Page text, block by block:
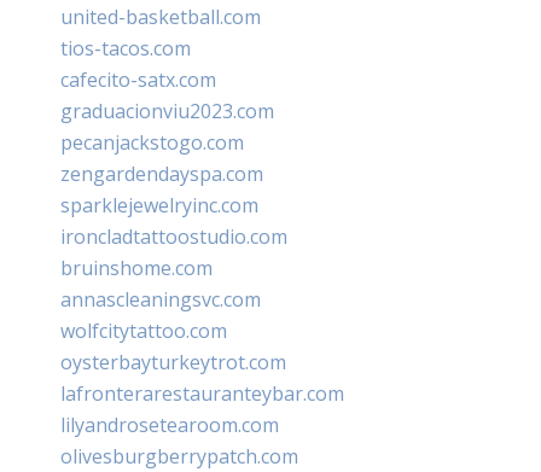
united-basketball.com
tios-tacos.com
cafecito-satx.com
graduacionviu2023.com
pecanjackstogo.com
zengardendayspa.com
sparklejewelryinc.com
ironcladtattoostudio.com
bruinshome.com
annascleaningsvc.com
wolfcitytattoo.com
oysterbayturkeytrot.com
lafronterarestauranteybar.com
lilyandrosetearoom.com
olivesburgberrypatch.com